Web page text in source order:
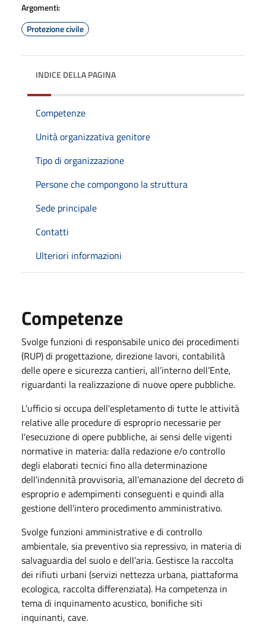
Argomenti:
Protezione civile
INDICE DELLA PAGINA
Competenze
Unità organizzativa genitore
Tipo di organizzazione
Persone che compongono la struttura
Sede principale
Contatti
Ulteriori informazioni
Competenze
Svolge funzioni di responsabile unico dei procedimenti
(RUP) di progettazione, direzione lavori, contabilità
delle opere e sicurezza cantieri, all’interno dell’Ente,
riguardanti la realizzazione di nuove opere pubbliche.
L'ufficio si occupa dell'espletamento di tutte le attività
relative alle procedure di esproprio necessarie per
l'esecuzione di opere pubbliche, ai sensi delle vigenti
normative in materia: dalla redazione e/o controllo
degli elaborati tecnici fino alla determinazione
dell'indennità provvisoria, all'emanazione del decreto di
esproprio e adempimenti conseguenti e quindi alla
gestione dell'intero procedimento amministrativo.
Svolge funzioni amministrative e di controllo
ambientale, sia preventivo sia repressivo, in materia di
salvaguardia del suolo e dell’aria. Gestisce la raccolta
dei rifiuti urbani (servizi nettezza urbana, piattaforma
ecologica, raccolta differenziata). Ha competenza in
tema di inquinamento acustico, bonifiche siti
inquinanti, cave.